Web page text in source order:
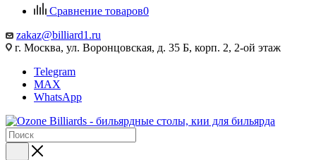
Сравнение товаров0
zakaz@billiard1.ru
г. Москва, ул. Воронцовская, д. 35 Б, корп. 2, 2-ой этаж
Telegram
MAX
WhatsApp